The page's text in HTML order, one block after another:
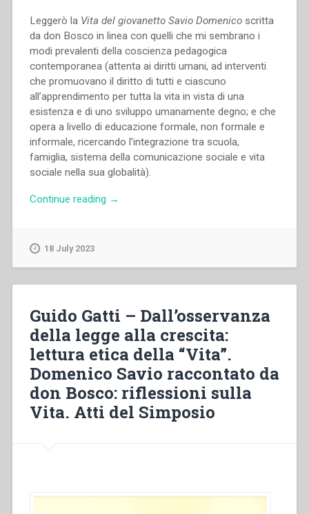
Leggerò la Vita del giovanetto Savio Domenicoscritta
da don Bosco in linea con quelli che mi sembrano i
modi prevalenti della coscienza pedagogica
contemporanea (attenta ai diritti umani, ad interventi
che promuovano il diritto di tutti e ciascuno
all’apprendimento per tutta la vita in vista di una
esistenza e di uno sviluppo umanamente degno; e che
opera a livello di educazione formale, non formale e
informale, ricercando l’integrazione tra scuola,
famiglia, sistema della comunicazione sociale e vita
sociale nella sua globalità).
Continue reading “Carlo
idea
di
educazione:
lettura
pedagogica
della
“Vita”.Domenico
→
18 July 2023
Guido Gatti – Dall’osservanza
della legge alla crescita:
lettura etica della “Vita”.
Domenico Savio raccontato da
don Bosco: riflessioni sulla
Vita. Atti del Simposio